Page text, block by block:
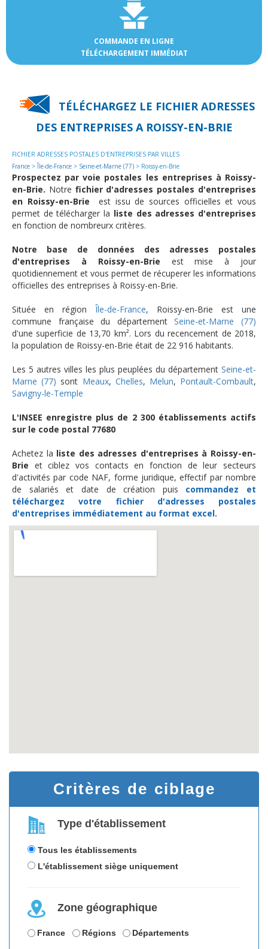
COMMANDE EN LIGNE
TÉLÉCHARGEMENT IMMÉDIAT
TÉLÉCHARGEZ LE FICHIER ADRESSES
DES ENTREPRISES A ROISSY-EN-BRIE
FICHIER ADRESSES POSTALES D'ENTREPRISES PAR VILLES
France > Île-de-France > Seine-et-Marne (77) > Roissy-en-Brie
Prospectez par voie postales les entreprises à Roissy-
en-Brie. Notre fichier d'adresses postales d'entreprises
en Roissy-en-Brie
est issu de sources officielles et vous
permet de télécharger la liste des adresses d'entreprises
en fonction de nombreurx critères.
Notre base de données des adresses postales
d'entreprises à Roissy-en-Brie est mise à jour
quotidiennement et vous permet de récuperer les informations
officielles des entreprises à Roissy-en-Brie.
Située en région Île-de-France, Roissy-en-Brie est une
commune française du départementSeine-et-Marne (77)
d'une superficie de 13,70 km². Lors du recencement de 2018,
la population de Roissy-en-Brie était de 22 916 habitants.
Les 5 autres villes les plus peuplées du département Seine-et-
Marne (77) sont Meaux, Chelles, Melun, Pontault-Combault,
Savigny-le-Temple
L'INSEE enregistre plus de 2 300 établissements actifs
sur le code postal 77680
Achetez la liste des adresses d'entreprises à Roissy-en-
Brie et ciblez vos contacts en fonction de leur secteurs
d'activités par code NAF, forme juridique, effectif par nombre
de salariés et date de création puis commandez et
téléchargezvotre fichier d'adresses postales
d'entreprises immédiatement au format excel.
Critères de ciblage
Type d'établissement
Tous les établissements
L'établissement siège uniquement
Zone géographique
France Régions Départements